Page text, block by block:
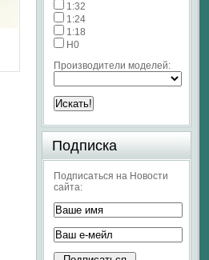
1:32
1:24
1:18
H0
Производители моделей:
Подписка
Подписаться на Новости
сайта: